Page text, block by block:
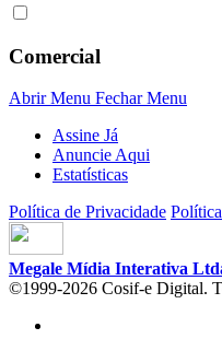
Comercial
Abrir Menu Fechar Menu
Assine Já
Anuncie Aqui
Estatísticas
Política de Privacidade
Megale Mídia Interativa
©1999-2026 Cosif-e Digital.